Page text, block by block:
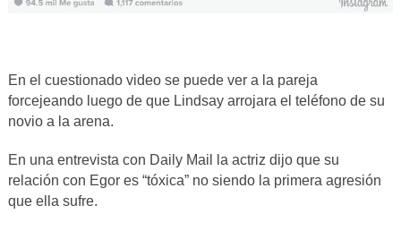
En el cuestionado video se puede ver a la pareja
forcejeando luego de que Lindsay arrojara el teléfono de su
novio a la arena.
En una entrevista con Daily Mail la actriz dijo que su
relación con Egor es “tóxica” no siendo la primera agresión
que ella sufre.